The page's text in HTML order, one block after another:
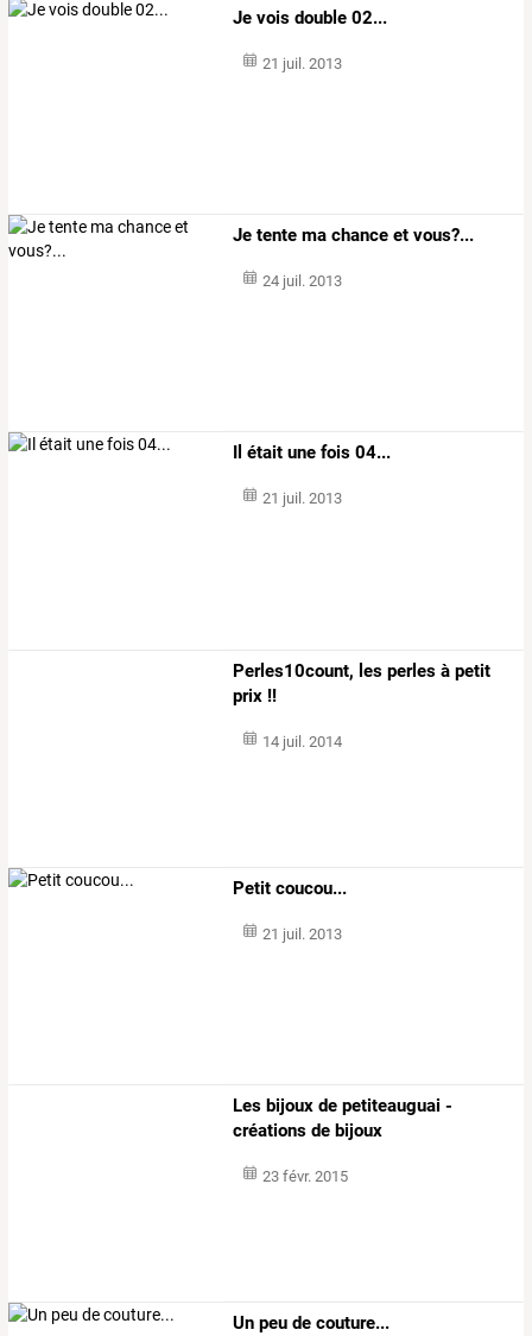
Je vois double 02...
21 juil. 2013
Je tente ma chance et vous?...
24 juil. 2013
Il était une fois 04...
21 juil. 2013
Perles10count, les perles à petit
prix !!
14 juil. 2014
Petit coucou...
21 juil. 2013
Les bijoux de petiteauguai -
créations de bijoux
23 févr. 2015
Un peu de couture...